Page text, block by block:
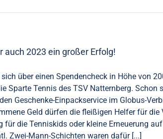
auch 2023 ein großer Erfolg!
über einen Spendencheck in Höhe von
Sparte Tennis des TSV Natternberg. Schon
Geschenke-Einpackservice im Globus-
Geld dürfen die fleißigen Helfer für die
für die Tenniskids oder kleine Erneuerung
Zwei-Mann-Schichten waren dafür [...]